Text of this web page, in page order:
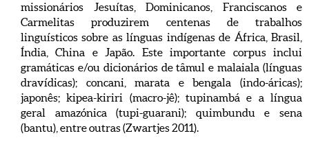
missionários Jesuítas, Dominicanos, Franciscanos e
Carmelitas produzirem centenas de trabalhos
linguísticos sobre as línguas indígenas de África, Brasil,
Índia, China e Japão. Este importante corpus inclui
gramáticas e/ou dicionários de tâmul e malaiala (línguas
dravídicas); concani, marata e bengala (indo-áricas);
japonês; kipea-kiriri (macro-jê); tupinambá e a língua
geral amazónica (tupi-guarani); quimbundu e sena
(bantu), entre outras (Zwartjes 2011).